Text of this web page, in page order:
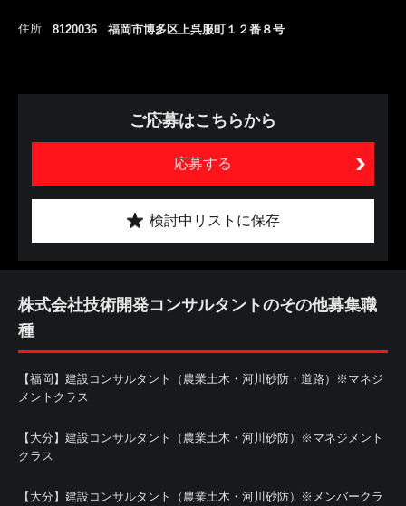
住所 8120036 福岡市博多区上呉服町１２番８号
ご応募はこちらから
応募する
検討中リストに保存
株式会社技術開発コンサルタントのその他募集職
種
【福岡】建設コンサルタント（農業土木・河川砂防・道路）※マネジ
メントクラス
【大分】建設コンサルタント（農業土木・河川砂防）※マネジメント
クラス
【大分】建設コンサルタント（農業土木・河川砂防）※メンバークラ